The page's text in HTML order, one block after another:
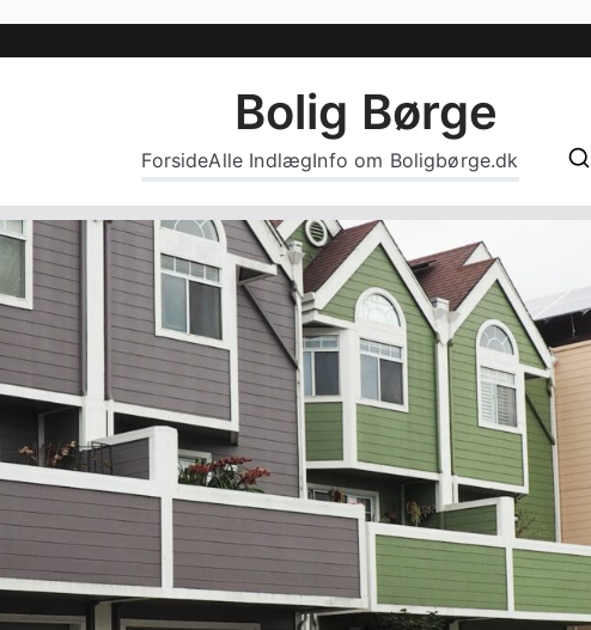
Bolig Børge
ForsideAlle IndlægInfo om Boligbørge.dk